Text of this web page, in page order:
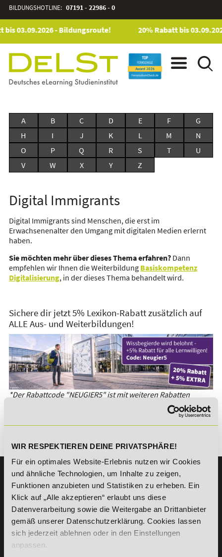
WIR RESPEKTIEREN DEINE PRIVATSPHÄRE!
Für ein optimales Website-Erlebnis nutzen wir Cookies
und ähnliche Technologien, um Inhalte zu zeigen,
Funktionen anzubieten und Statistiken zu erheben. Ein
Klick auf „Alle akzeptieren“ erlaubt uns diese
Datenverarbeitung sowie die Weitergabe an Drittanbieter
gemäß unserer Datenschutzerklärung. Cookies lassen
sich jederzeit ablehnen oder in den Einstellungen
anpassen.
BILDUNGSHOTLINE: 07191 - 22986 - 0
bis 03.09.2026 - Bildungsroute! 20% Rabatt bis
A B C D E F
G
H
I J K L M
N
O
P Q R S T
U
V
W X Y Z
Digital Immigrants
Digital Immigrants sind Menschen, die erst im
Erwachsenenalter den Umgang mit digitalen Medien erlernt
haben.
Sie möchten mehr über dieses Thema erfahren? Dann
empfehlen wir Ihnen die Weiterbildung Basiskompetenz
Digitalisierung, in der dieses Thema behandelt wird.
Sichere dir jetzt 5% Lexikon-Rabatt zusätzlich auf
ALLE Aus- und Weiterbildungen!
*Der Rabattcode "NEUGIER5" ist mit weiteren Rabatten
Es gibt keine Einträge mit diesem Anfangsbuchstaben.
KONTAKT
07191 - 22986 - 0
+49 (0) 7191 9513203
DeLSt GmbH - Deutsches eLearning Studieninstitut
Willy-Brandt-Platz 2
71522